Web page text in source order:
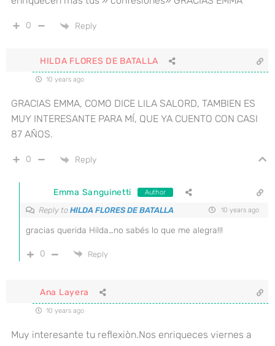
0 Reply
HILDA FLORES DE BATALLA
10 years ago
GRACIAS EMMA, COMO DICE LILA SALORD, TAMBIEN ES
MUY INTERESANTE PARA MÍ, QUE YA CUENTO CON CASI
87 AÑOS.
0 Reply
Emma Sanguinetti Author
Reply to HILDA FLORES DE BATALLA 10 years ago
gracias querida Hilda…no sabés lo que me alegra!!!
0 Reply
Ana Layera
10 years ago
Muy interesante tu reflexiòn.Nos enriqueces viernes a